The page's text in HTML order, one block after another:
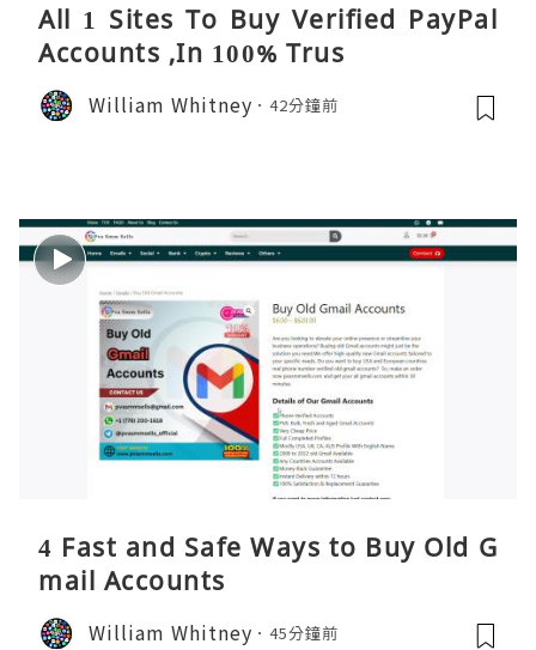
All 1 Sites To Buy Verified PayPal
Accounts ,In 100% Trus
William Whitney 42分鐘前
4 Fast and Safe Ways to Buy Old G
mail Accounts
William Whitney 45分鐘前